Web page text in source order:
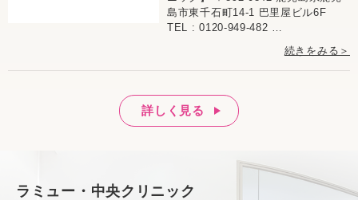
島市東千石町14-1 巴里屋ビル6F
TEL : 0120-949-482 …
続きをみる＞
詳しく見る
ラミュー・中央クリニック